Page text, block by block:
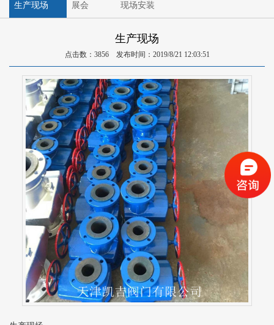
生产现场 展会 现场安装
生产现场
点击数：3856 发布时间：2019/8/21 12:03:51